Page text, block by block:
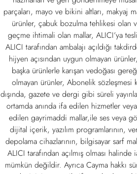
parçaları, mayo ve bikini altları, makyaj
ürünler, çabuk bozulma tehlikesi olan
geçme ihtimali olan mallar, ALICI’ya
ALICI tarafından ambalajı açıldığı
hijyen açısından uygun olmayan
başka ürünlerle karışan vedoğası
olmayan ürünler, Abonelik sözleşmesi
dışında, gazete ve dergi gibi süreli
ortamda anında ifa edilen hizmetler
edilen gayrimaddi mallar,ile ses veya
dijital içerik, yazılım programlarının,
depolama cihazlarının, bilgisayar sarf
ALICI tarafından açılmış olması
mümkün değildir. Ayrıca Cayma hakkı